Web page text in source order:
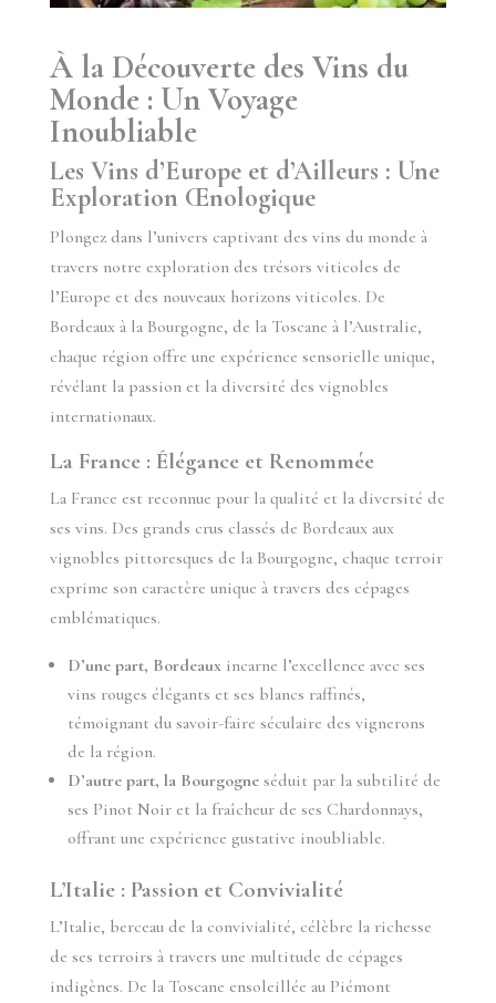
À la Découverte des Vins du
Monde : Un Voyage
Inoubliable
Les Vins d’Europe et d’Ailleurs : Une
Exploration Œnologique
Plongez dans l’univers captivant des vins du monde à
travers notre exploration des trésors viticoles de
l’Europe et des nouveaux horizons viticoles. De
Bordeaux à la Bourgogne, de la Toscane à l’Australie,
chaque région offre une expérience sensorielle unique,
révélant la passion et la diversité des vignobles
internationaux.
La France : Élégance et Renommée
La France est reconnue pour la qualité et la diversité de
ses vins. Des grands crus classés de Bordeaux aux
vignobles pittoresques de la Bourgogne, chaque terroir
exprime son caractère unique à travers des cépages
emblématiques.
D’une part, Bordeauxincarne l’excellence avec ses
vins rouges élégants et ses blancs raffinés,
témoignant du savoir-faire séculaire des vignerons
de la région.
D’autre part, la Bourgogneséduit par la subtilité de
ses Pinot Noir et la fraîcheur de ses Chardonnays,
offrant une expérience gustative inoubliable.
L’Italie : Passion et Convivialité
L’Italie, berceau de la convivialité, célèbre la richesse
de ses terroirs à travers une multitude de cépages
indigènes. De la Toscane ensoleillée au Piémont